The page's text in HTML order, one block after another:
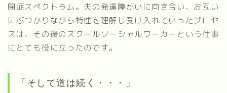
閉症スペクトラム。夫の発達障がいに向き合い、お互い
にぶつかりながら特性を理解し受け入れていったプロセ
スは、その後のスクールソーシャルワーカーという仕事
にとても役に立ったのです。
「そして道は続く・・・」